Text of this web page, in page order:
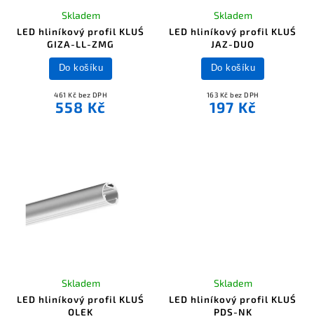
LED hliníkový profil KLUŚ
GIZA-LL-ZMG
Skladem
461 Kč bez DPH
558 Kč
Do košíku
LED hliníkový profil KLUŚ
JAZ-DUO
Skladem
163 Kč bez DPH
197 Kč
Do košíku
LED hliníkový profil KLUŚ
OLEK
Skladem
LED hliníkový profil KLUŚ
PDS-NK
Skladem